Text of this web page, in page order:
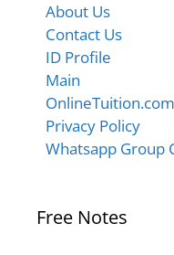
About Us
Contact Us
ID Profile
Main
Privacy Policy
Whatsapp Group
Free Notes